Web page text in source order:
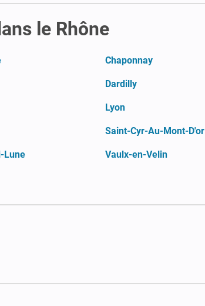
le Rhône
Chaponnay
Dardilly
Lyon
Saint-Cyr-Au-Mont-D'or
Lune Vaulx-en-Velin